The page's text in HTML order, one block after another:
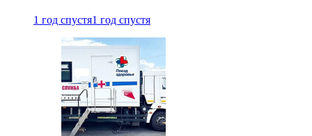
1 год спустя1 год спустя